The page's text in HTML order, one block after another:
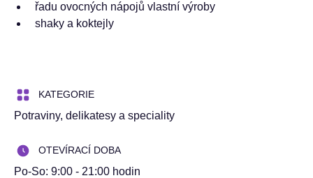
řadu ovocných nápojů vlastní výroby
shaky a koktejly
KATEGORIE
Potraviny, delikatesy a speciality
OTEVÍRACÍ DOBA
Po-So: 9:00 - 21:00 hodin